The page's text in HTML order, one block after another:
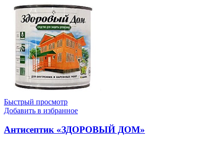
Быстрый просмотр
Добавить в избранное
Антисептик «ЗДОРОВЫЙ ДОМ»